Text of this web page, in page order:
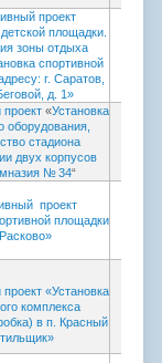
проект
площадки.
зоны отдыха
спортивной
г. Саратов,
д. 1»
«Установка
оборудования,
стадиона
двух корпусов
№ 34“
проект
площадки
«Установка
комплекса
в п. Красный